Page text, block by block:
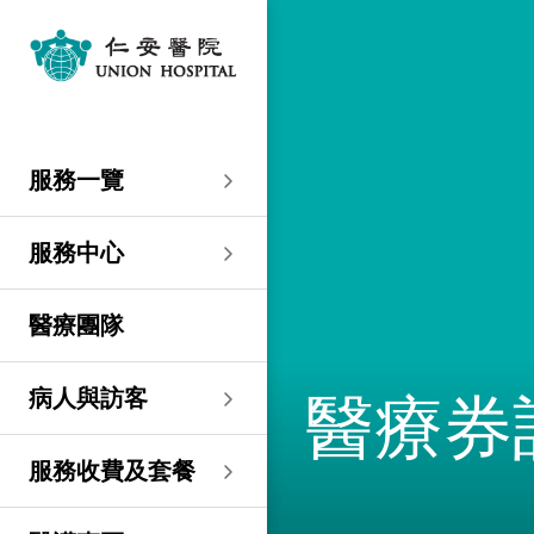
服務一覽
服務一覽
急症及門診
專科服務
專科服務
婦產科／生殖醫學
婦產科／生殖醫學
婦產科
生殖醫學科
外科
外科
乳房健康
泌尿外科
心胸肺外科
神經外科 (腦及脊椎)
整形外科
骨科
內科
內科
腸胃肝臟科
呼吸系統科
內分泌及糖尿科
風濕病科
腎科
腫瘤科
兒科
小兒外科及小兒泌尿科
過敏專科服務
其他醫療服務
其他醫療服務
健康檢查
疫苗注射
物理治療
營養諮詢
言語治療
服務中心
服務中心
大圍仁安醫院
仁安微創中心
兒科/嬰兒健康中心
乳房保健及治療中心
仁安保健中心
仁安內視鏡及日間手
術中心
尖沙咀 H Zentre
尖沙咀 H Zentre
仁安腫瘤中心
仁安醫療造影體檢中
心
尖沙咀美麗華廣場
尖沙咀美麗華廣場
仁安植髮中心
仁安醫院分科診所 (尖
沙咀)
仁安醫院分科診所 (尖
仁安醫院分科診所 (尖
沙咀) 內視鏡及日間治
療中心
分科診所
分科診所
沙咀)
仁安醫院分科診所 (將
軍澳)
仁安醫院分科診所
仁安醫院分科診所
(馬鞍山)
仁安醫院分科診所
(荃灣)
醫療團隊
病人與訪客
病人與訪客
入院準備
留院指南
部門服務時間
惡劣天氣安排
位置及交通 (泊車及院巴)
病人權益
病人權益
病人與家庭委員會
意見回饋
健康資訊
健康資訊
小冊子
服務收費及套餐
服務收費及套餐
醫療券計劃
醫護專區
預算費用
預算費用
度的先導計劃
住院及手術費用預計表
服務費用預算
休假通知只適用於V-
CODE醫生
護士訓練學校
護士網上培訓系統
(CNE)
關於仁安
仁安概覽
紀念日誌
醫學研究
認證及獎項
臨床績效指標
仁心仁術慈善計劃
資訊中心
資訊中心
新聞稿
專欄文章
小冊子
影片
感染控制
職位空缺
聯絡我們
聯絡我們
位置及交通 (泊車及院巴)
意見回饋
其他查詢
醫療